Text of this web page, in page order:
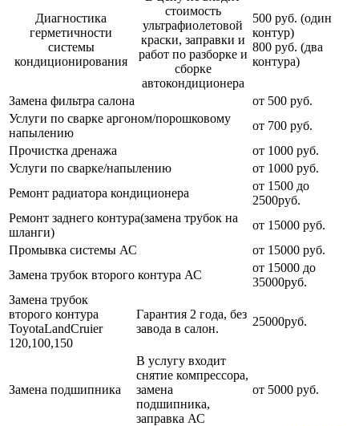
Диагностика
герметичности
системы
кондиционирования
стоимость
ультрафиолетовой
краски, заправки и
работ по разборке и
сборке
автокондиционера
500 руб. (один
контур)
800 руб. (два
контура)
Замена фильтра салона
от 500 руб.
Услуги по сварке аргоном/порошковому
напылению
от 700 руб.
Прочистка дренажа
от 1000 руб.
Услуги по сварке/напылению
от 1000 руб.
Ремонт радиатора кондиционера
от 1500 до
2500руб.
Ремонт заднего контура(замена трубок на
шланги)
от 15000 руб.
Промывка системы АС
от 15000 руб.
Замена трубок второго контура АС
от 15000 до
35000руб.
Замена трубок
второго контура
ToyotaLandCruier
120,100,150
Гарантия 2 года, без
завода в салон.
25000руб.
Замена подшипника
В услугу входит
снятие компрессора,
замена
подшипника,
заправка АС
от 5000 руб.